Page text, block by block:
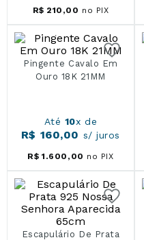
R$ 210 ,00 no PIX
Pingente Cavalo Em
Ouro 18K 21MM
Até 10x de
R$ 160,00 s/ juros
R$ 1 .600 , 00 no PIX
Escapulário De Prata